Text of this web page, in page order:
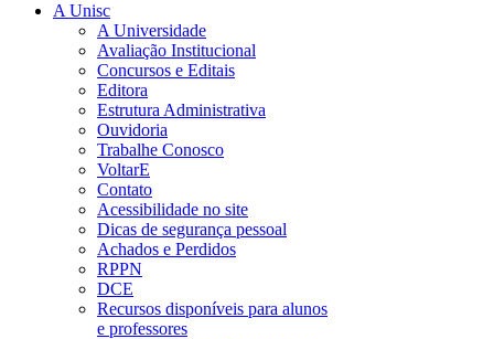
A Unisc
A Universidade
Avaliação Institucional
Concursos e Editais
Editora
Estrutura Administrativa
Ouvidoria
Trabalhe Conosco
VoltarE
Contato
Acessibilidade no site
Dicas de segurança pessoal
Achados e Perdidos
RPPN
DCE
Recursos disponíveis para alunos
e professores